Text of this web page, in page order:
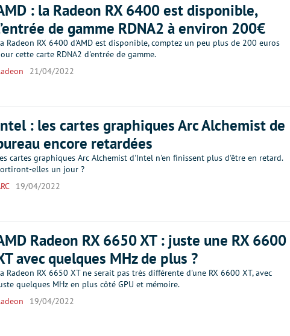
: la Radeon RX 6400 est disponible,
de gamme RDNA2 à environ 200€
Radeon RX 6400 d'AMD est disponible, comptez un peu plus de 200 euros
cette carte RDNA2 d'entrée de gamme.
21/04/2022
: les cartes graphiques Arc Alchemist de
encore retardées
cartes graphiques Arc Alchemist d'Intel n'en finissent plus d'être en retard.
elles un jour ?
19/04/2022
Radeon RX 6650 XT : juste une RX 6600
avec quelques MHz de plus ?
Radeon RX 6650 XT ne serait pas très différente d'une RX 6600 XT, avec
quelques MHz en plus côté GPU et mémoire.
19/04/2022